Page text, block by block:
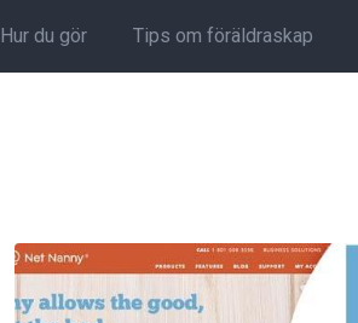
Hur du gör Tips om föräldraskap